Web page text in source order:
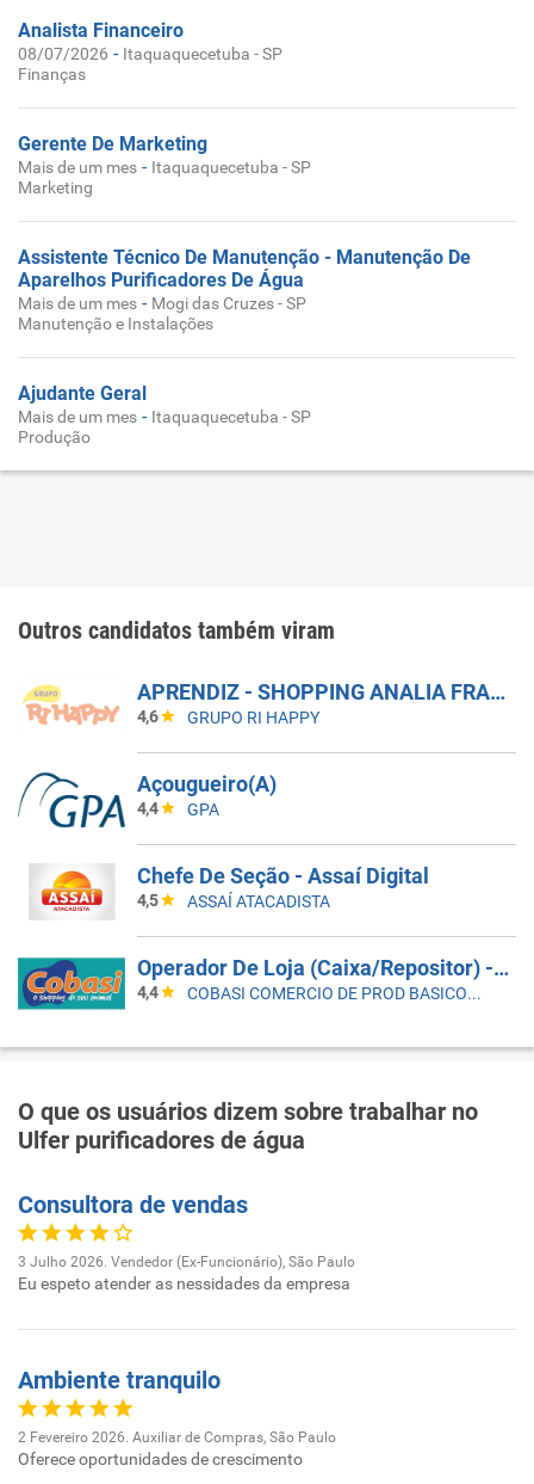
Analista Financeiro
08/07/2026 - Itaquaquecetuba - SP
Finanças
Gerente De Marketing
Mais de um mes - Itaquaquecetuba - SP
Marketing
Assistente Técnico De Manutenção - Manutenção De
Aparelhos Purificadores De Água
Mais de um mes - Mogi das Cruzes - SP
Manutenção e Instalações
Ajudante Geral
Mais de um mes - Itaquaquecetuba - SP
Produção
Outros candidatos também viram
APRENDIZ - SHOPPING ANALIA FRANCO
4,6 GRUPO RI HAPPY
Açougueiro(A)
4,4 GPA
Chefe De Seção - Assaí Digital
4,5 ASSAÍ ATACADISTA
Operador De Loja (Caixa/Repositor) - João Pessoa Bessa
4,4 COBASI COMERCIO DE PROD BASICOS E INDUSTRIALIZADOS LTDA
O que os usuários dizem sobre trabalhar no
Ulfer purificadores de água
Consultora de vendas
3 Julho 2026. Vendedor (Ex-Funcionário), São Paulo
Eu espeto atender as nessidades da empresa
Ambiente tranquilo
2 Fevereiro 2026. Auxiliar de Compras, São Paulo
Oferece oportunidades de crescimento